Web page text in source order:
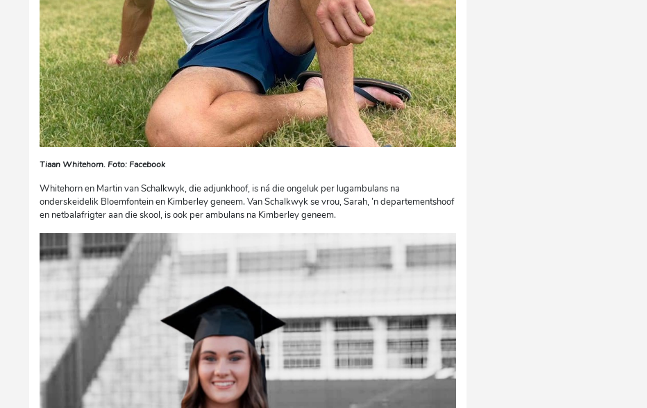
Tiaan Whitehorn. Foto: Facebook
Whitehorn en Martin van Schalkwyk, die adjunkhoof, is ná die ongeluk per lugambulans na
onderskeidelik Bloemfontein en Kimberley geneem. Van Schalkwyk se vrou, Sarah, ’n departementshoof
en netbalafrigter aan die skool, is ook per ambulans na Kimberley geneem.